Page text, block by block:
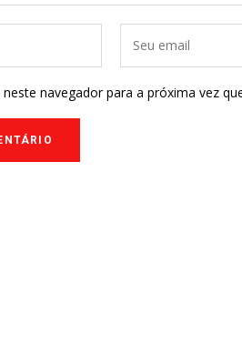
navegador para a próxima vez